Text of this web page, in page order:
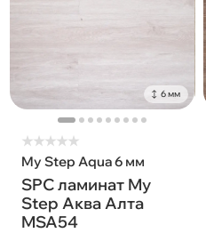
6 мм
★★★★★
My Step Aqua 6 мм
SPC ламинат My
Step Аква Алта
MSA54